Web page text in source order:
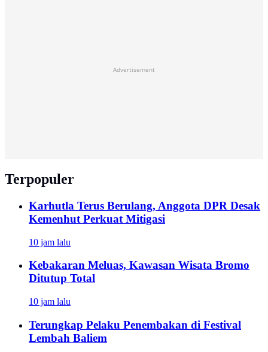
Advertisement
Terpopuler
Karhutla Terus Berulang, Anggota DPR Desak
Kemenhut Perkuat Mitigasi
10 jam lalu
Kebakaran Meluas, Kawasan Wisata Bromo
Ditutup Total
10 jam lalu
Terungkap Pelaku Penembakan di Festival
Lembah Baliem